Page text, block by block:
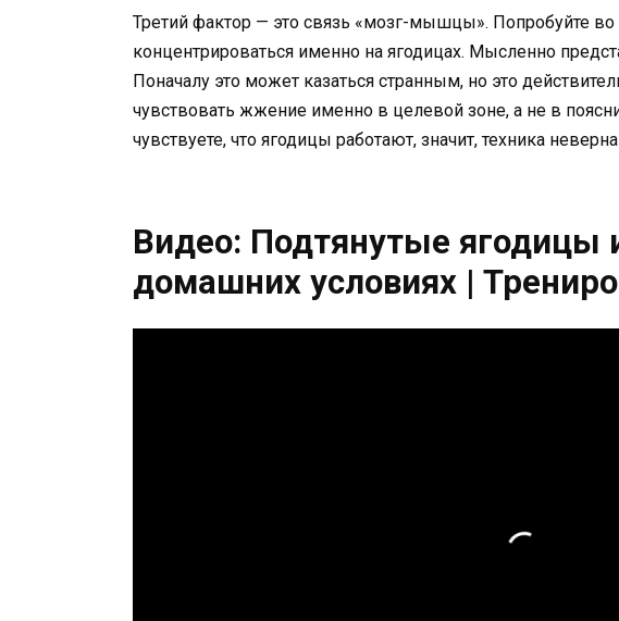
Третий фактор — это связь «мозг-мышцы». Попробуйте
концентрироваться именно на ягодицах. Мысленно
Поначалу это может казаться странным, но это
чувствовать жжение именно в целевой зоне, а не в
чувствуете, что ягодицы работают, значит, техника
Видео: Подтянутые ягодицы
домашних условиях |